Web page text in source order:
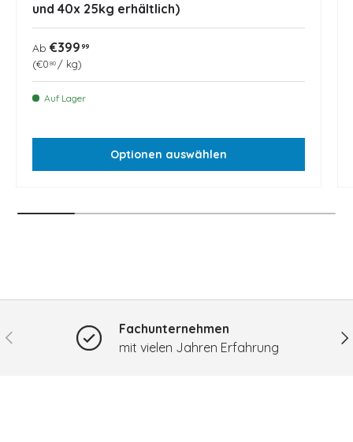
und 40x 25kg erhältlich)
Normaler Preis
Ab €399 99
Grundpreis
€0 80 / kg
Auf Lager
Optionen auswählen
Vorherige
Fachunternehmen
mit vielen Jahren Erfahrung